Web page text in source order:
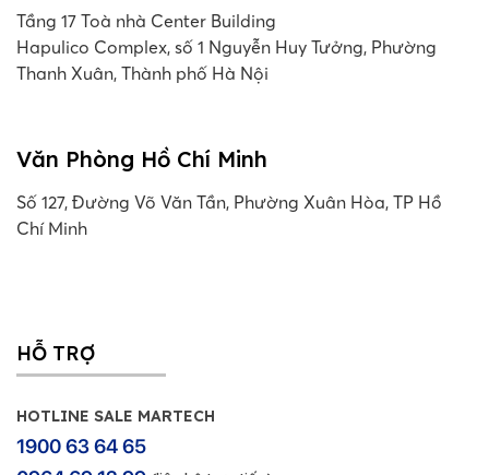
Tầng 17 Toà nhà Center Building
Hapulico Complex, số 1 Nguyễn Huy Tưởng, Phường
Thanh Xuân, Thành phố Hà Nội
Văn Phòng Hồ Chí Minh
Số 127, Đường Võ Văn Tần, Phường Xuân Hòa, TP Hồ
Chí Minh
HỖ TRỢ
HOTLINE SALE MARTECH
1900 63 64 65